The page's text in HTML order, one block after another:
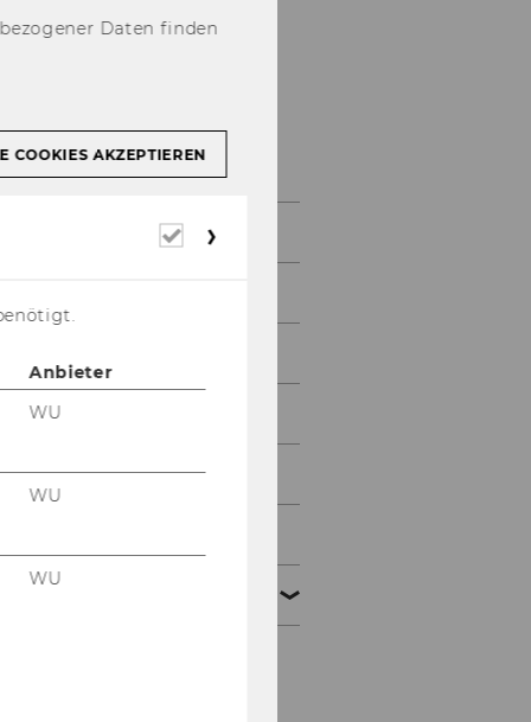
2009/2010
Oktober 2009
Jänner 2010
Februar 2010
Daten finden
COOKIES AKZEPTIEREN
Erforderliche
Anbieter
WU
WU
WU